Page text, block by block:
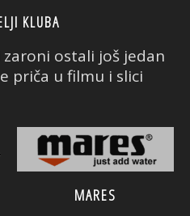
KLUBA
ostali još jedan
priča u filmu i slici
MARES